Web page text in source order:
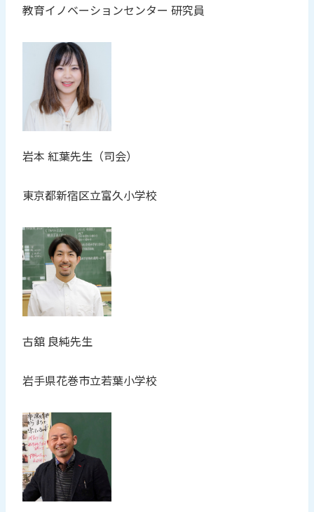
教育イノベーションセンター 研究員
岩本 紅葉先生（司会）
東京都新宿区立富久小学校
古舘 良純先生
岩手県花巻市立若葉小学校